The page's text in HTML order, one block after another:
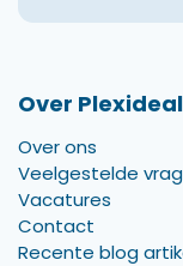
Over Plexideal
Over ons
Veelgestelde
Vacatures
Contact
Recente blog